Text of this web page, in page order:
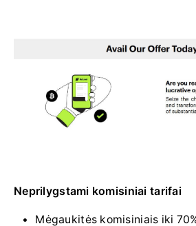
Neprilygstami komisiniai tarifai
Mėgaukitės komisiniais iki